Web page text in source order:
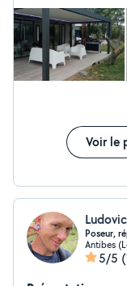
Voir le
Poseur,
Antibes
5/5